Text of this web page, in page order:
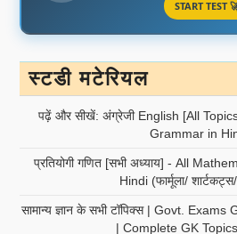
START TEST
स्टडी मटेरियल
पढ़ें और सीखें: अंग्रेजी English [All
Grammar in
प्रतियोगी गणित [सभी अध्याय] - All
Hindi (फार्मूला/
सामान्य ज्ञान के सभी टॉपिक्स | Govt.
| Complete GK